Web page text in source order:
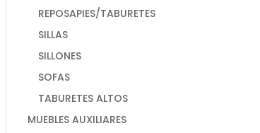
REPOSAPIES/TABURETES
SILLAS
SILLONES
SOFAS
TABURETES ALTOS
MUEBLES AUXILIARES